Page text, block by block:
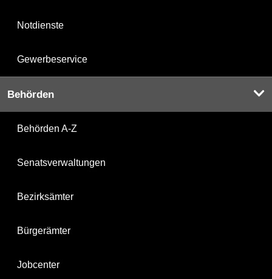
Notdienste
Gewerbeservice
Behörden
Behörden A-Z
Senatsverwaltungen
Bezirksämter
Bürgerämter
Jobcenter